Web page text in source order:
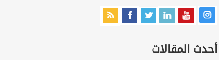
أحدث المقالات